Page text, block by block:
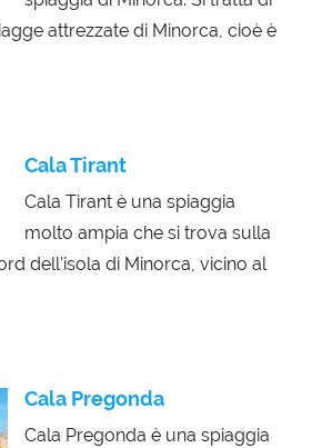
attrezzate di Minorca, cioè è
Cala Tirant
Cala Tirant è una spiaggia
molto ampia che si trova sulla
dell'isola di Minorca, vicino al
Cala Pregonda
Cala Pregonda è una spiaggia